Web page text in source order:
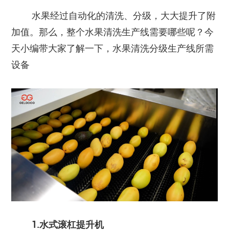
联系我们
水果经过自动化的清洗、分级，大大提升了附
加值。那么，整个水果清洗生产线需要哪些呢？今
天小编带大家了解一下，水果清洗分级生产线所需
设备
1.水式滚杠提升机